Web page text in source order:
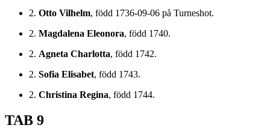
2. Otto Vilhelm, född 1736-09-06 på Turneshot.
2. Magdalena Eleonora, född 1740.
2. Agneta Charlotta, född 1742.
2. Sofia Elisabet, född 1743.
2. Christina Regina, född 1744.
TAB 9